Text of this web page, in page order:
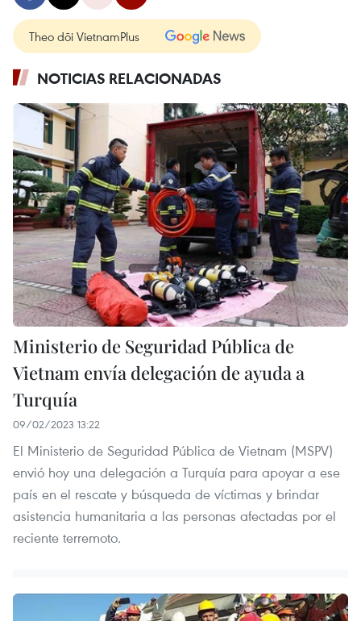
Theo dõi VietnamPlus
NOTICIAS RELACIONADAS
Ministerio de Seguridad Pública de
Vietnam envía delegación de ayuda a
Turquía
09/02/2023 13:22
El Ministerio de Seguridad Pública de Vietnam (MSPV)
envió hoy una delegación a Turquía para apoyar a ese
país en el rescate y búsqueda de víctimas y brindar
asistencia humanitaria a las personas afectadas por el
reciente terremoto.